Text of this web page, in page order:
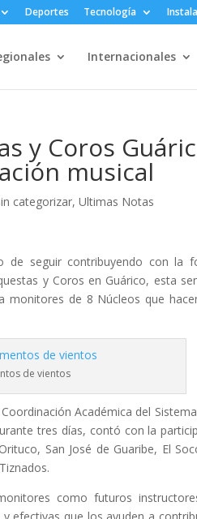
Deportes Tecnología
Internacionales
y Coros
musical
categorizar,Ultimas Notas
seguir contribuyendo con la
y Coros en Guárico, esta
monitores de 8 Núcleos que
de vientos
Académica del
tres días, contó con la
San José de Guaribe, El
como futuros